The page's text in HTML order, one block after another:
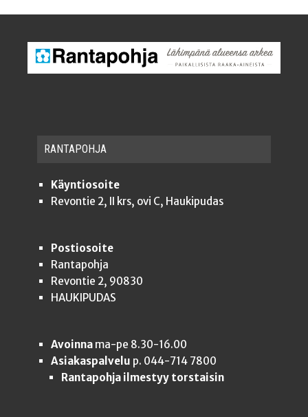
RAN­TA­POH­JA
Käyntiosoite
Revontie 2, II krs, ovi C, Haukipudas
Postiosoite
Rantapohja
Revontie 2, 90830
HAUKIPUDAS
Avoinnama-pe 8.30-16.00
Asiakaspalvelu p. 044-714 7800
Rantapohja ilmestyy torstaisin